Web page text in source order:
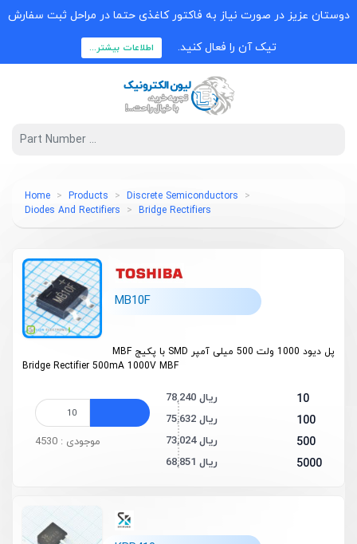
دوستان عزیز در صورت نیاز به فاکتور کاغذی حتما در مراحل ثبت سفارش
تیک آن را فعال کنید. اطلاعات بیشتر...
Home Products
Discrete Semiconductors
Diodes And Rectifiers
Bridge Rectifiers
MB10F
پل دیود 1000 ولت 500 میلی آمپر SMD با پکیج MBF
Bridge Rectifier 500mA 1000V MBF
10 78,240 ریال
100 75,632 ریال
500 73,024 ریال
5000 68,851 ریال
موجودی : 4530